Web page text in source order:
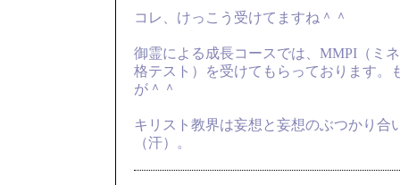
コレ、けっこう受けてますね＾＾
御霊による成長コースでは、MMPI（ミ
格テスト）を受けてもらっております。
が＾＾
キリスト教界は妄想と妄想のぶつかり合
（汗）。